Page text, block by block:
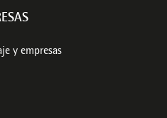
y empresas